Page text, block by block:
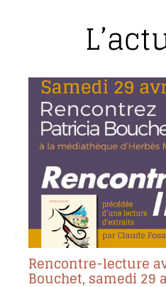
Rencontre-lecture
Bouchet, samedi 29